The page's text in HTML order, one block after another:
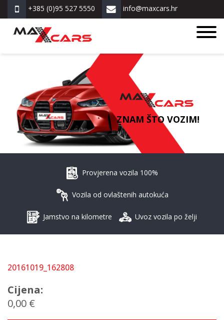
+385 (0)95 527 5550 info@maxcars.hr
ZNAM ŠTO VOZIM!
Provjerena vozila 100%
Vozila od ovlaštenih autokuća
Jamstvo na kilometre Uvoz vozila po želji
20161019_162808
Cijena:
0,00 €